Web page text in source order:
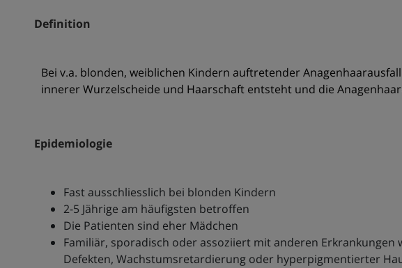
Definition
Bei v.a. blonden, weiblichen Kindern auftretender
innerer Wurzelscheide und Haarschaft entsteht und die
Epidemiologie
Fast ausschliesslich bei blonden Kindern
2-5 Jährige am häufigsten betroffen
Die Patienten sind eher Mädchen
Familiär, sporadisch oder assoziiert mit anderen
Defekten, Wachstumsretardierung oder hyperpigmentierter